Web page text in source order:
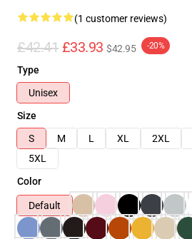
(1 customer reviews)
£42.41 £33.93 $42.95 -20%
Type
Unisex
Size
S
M L XL 2XL
5XL
Color
Default